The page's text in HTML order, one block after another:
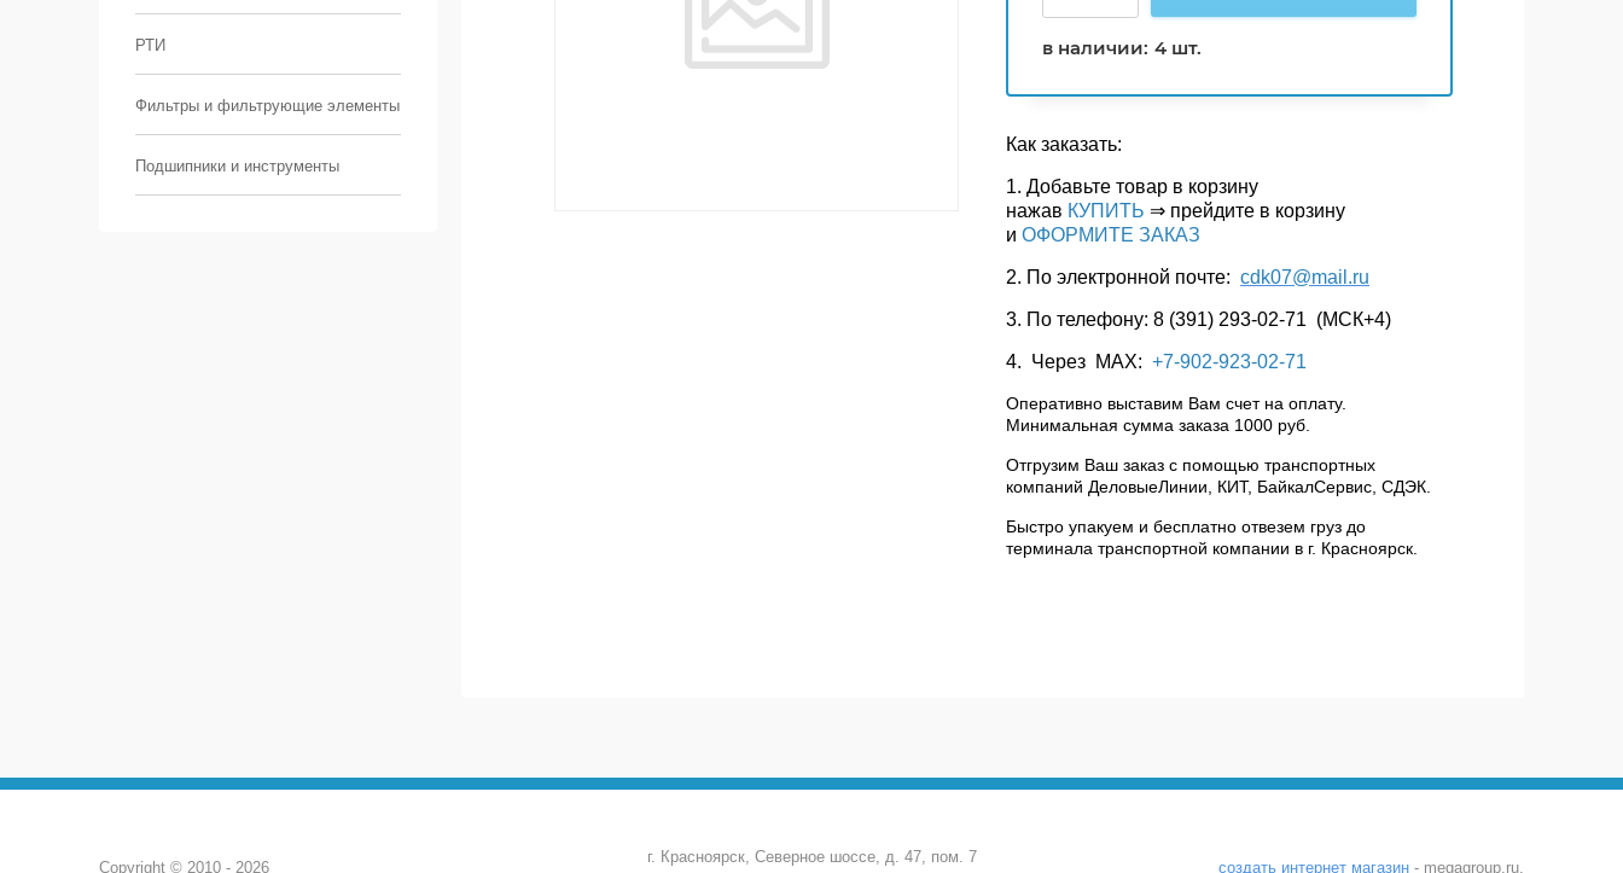
РТИ
Фильтры и фильтрующие элементы
Подшипники и инструменты
в наличии: 4 шт.
Как заказать:
1. Добавьте товар в корзину
нажав КУПИТЬ ⇒ прейдите в корзину
и ОФОРМИТЕ ЗАКАЗ
2. По электронной почте: cdk07@mail.ru
3. По телефону: 8 (391) 293-02-71 (МСК+4)
4. Через МАХ: +7-902-923-02-71
Оперативно выставим Вам счет на оплату.
Минимальная сумма заказа 1000 руб.
Отгрузим Ваш заказ с помощью транспортных
компаний ДеловыеЛинии, КИТ, БайкалСервис, СДЭК.
Быстро упакуем и бесплатно отвезем груз до
терминала транспортной компании в г. Красноярск.
Copyright © 2010 - 2026
г. Красноярск, Северное шоссе, д. 47, пом. 7
создать интернет магазин - megagroup.ru,